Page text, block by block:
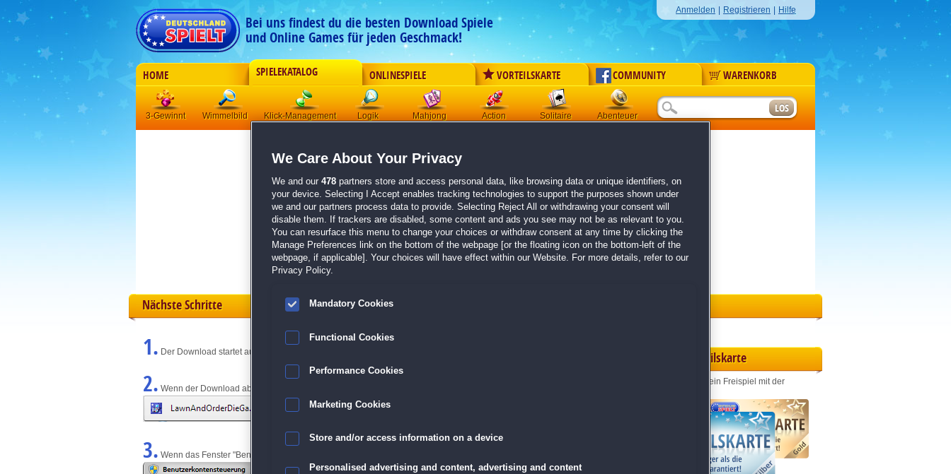
Bei uns findest du die besten Download Spiele
und Online Games für jeden Geschmack!
Anmelden Registrieren Hilfe
HOME SPIELEKATALOG ONLINESPIELE VORTEILSKARTE COMMUNITY WARENKORB
3-Gewinnt Wimmelbild Klick-Management Logik Mahjong Action Solitaire Abenteuer
Der Download wird automatisch gestartet für:
Kingdom of Aurelia: Mystery of the Poisoned Dagger
Größe 681.0 MB
Einen Moment bitte, dein Spiel wird in5 Sekundenbereitgestellt...
Falls der Download nicht automatisch startet,klicke bitte hier.
Zurück zur Gamepage
Nächste Schritte
1. Der Download startet automatisch und wird am unteren Rand des Browserfensters angezeigt.
2. Wenn der Download abgeschlossen ist, klicke einfach auf die Datei.
3. Wenn das Fenster "Benutzerkontensteuerung" angezeigt wird, klicke auf "Ja" (Bei Windows Vista "Fortsetzen").
Vorteilskarte
Jeden Monat ein Freispiel mit der
We Care About Your Privacy
We and our 478 partners store and access personal data, like browsing data or unique identifiers, on
your device. Selecting I Accept enables tracking technologies to support the purposes shown under
we and our partners process data to provide. Selecting Reject All or withdrawing your consent will
disable them. If trackers are disabled, some content and ads you see may not be as relevant to you.
You can resurface this menu to change your choices or withdraw consent at any time by clicking the
Manage Preferences link on the bottom of the webpage [or the floating icon on the bottom-left of the
webpage, if applicable]. Your choices will have effect within our Website. For more details, refer to our
Privacy Policy.
Mandatory Cookies
Functional Cookies
Performance Cookies
Marketing Cookies
Store and/or access information on a device
Personalised advertising and content, advertising and content